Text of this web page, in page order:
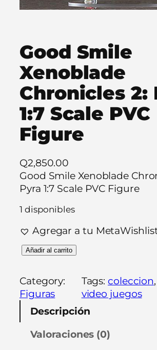
Good Smile
Xenoblade
Chronicles 2:
1:7 Scale PVC
Figure
Q2,850.00
Good Smile Xenoblade
Pyra 1:7 Scale PVC Figure
1 disponibles
Agregar a tu
G
o
d
S
Añadir al carrito
Category:
Figuras
Tags: coleccion,
video juegos
Descripción
Valoraciones (0)